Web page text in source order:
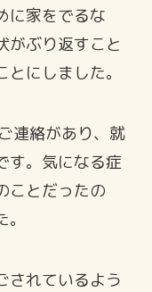
に家をでるな
がぶり返すこと
にしました。
連絡があり、就
す。気になる症
ことだったの
されているよう